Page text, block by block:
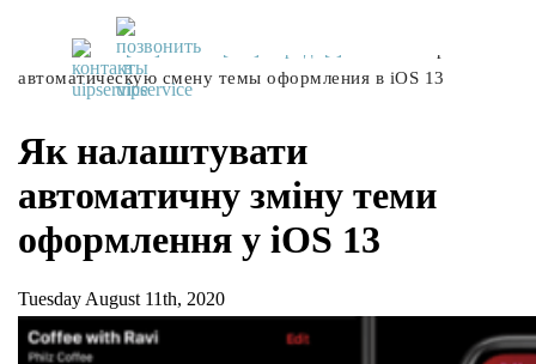
UiPservice »[:ru]Советы[:ua]Поради[:]
автоматическую смену темы оформления в iOS 13
Як налаштувати
автоматичну зміну теми
оформлення у iOS 13
Tuesday August 11th, 2020